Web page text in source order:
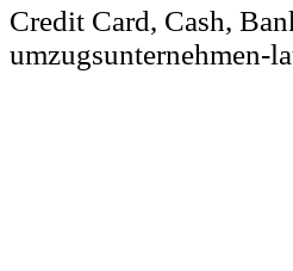
Credit Card, Cash,
umzugsunternehmen-